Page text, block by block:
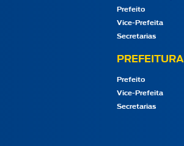
Prefeito
Vice-Prefeita
Secretarias
PREFEITURA
Prefeito
Vice-Prefeita
Secretarias